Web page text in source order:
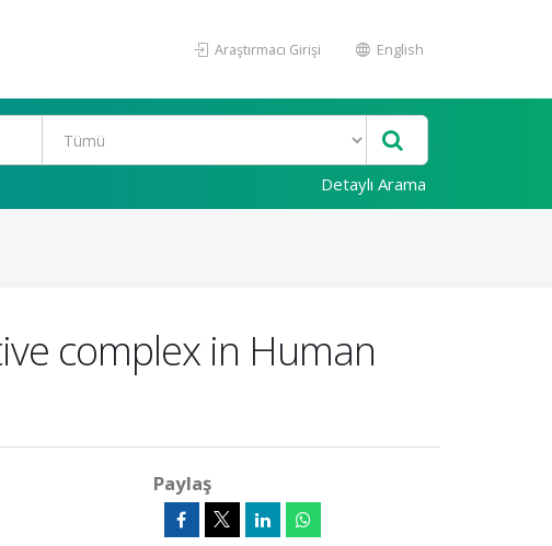
Araştırmacı Girişi English
Detaylı Arama
complex in Human
Paylaş